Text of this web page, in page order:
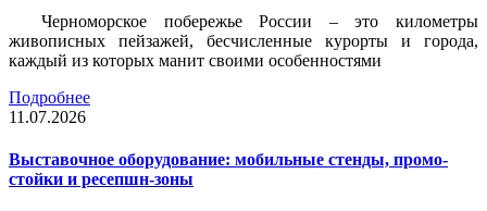
Черноморское побережье России – это километры
живописных пейзажей, бесчисленные курорты и города,
каждый из которых манит своими особенностями
Подробнее
11.07.2026
Выставочное оборудование: мобильные стенды, промо-
стойки и ресепшн-зоны